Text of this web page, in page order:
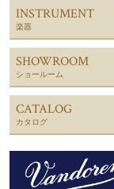
INSTRUMENT
楽器
SHOWROOM
ショールーム
CATALOG
カタログ